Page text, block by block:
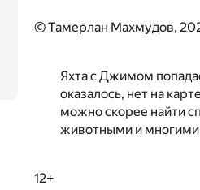
© Тамерлан Махмудов,
Яхта с Джимом
оказалось, нет на
можно скорее найти
животными и
12+